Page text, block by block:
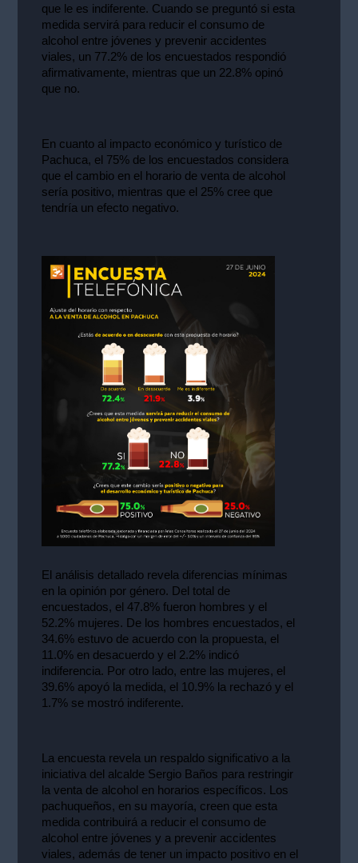
que le es indiferente. Cuando se preguntó si esta
medida servirá para reducir el consumo de
alcohol entre jóvenes y prevenir accidentes
viales, un 77.2% de los encuestados respondió
afirmativamente, mientras que un 22.8% opinó
que no.
En cuanto al impacto económico y turístico de
Pachuca, el 75% de los encuestados considera
que el cambio en el horario de venta de alcohol
sería positivo, mientras que el 25% cree que
tendría un efecto negativo.
El análisis detallado revela diferencias mínimas
en la opinión por género. Del total de
encuestados, el 47.8% fueron hombres y el
52.2% mujeres. De los hombres encuestados, el
34.6% estuvo de acuerdo con la propuesta, el
11.0% en desacuerdo y el 2.2% indicó
indiferencia. Por otro lado, entre las mujeres, el
39.6% apoyó la medida, el 10.9% la rechazó y el
1.7% se mostró indiferente.
La encuesta revela un respaldo significativo a la
iniciativa del alcalde Sergio Baños para restringir
la venta de alcohol en horarios específicos. Los
pachuqueños, en su mayoría, creen que esta
medida contribuirá a reducir el consumo de
alcohol entre jóvenes y a prevenir accidentes
viales, además de tener un impacto positivo en el